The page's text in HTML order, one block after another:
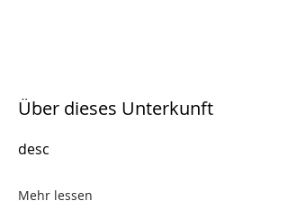
Über dieses Unterkunft
desc
Mehr lessen